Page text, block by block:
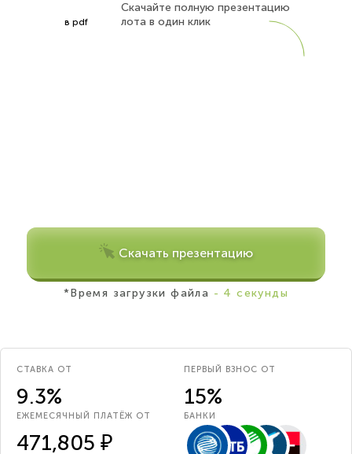
в pdf
Скачайте полную презентацию
лота в один клик
Скачать презентацию
*Время загрузки файла - 4 секунды
СТАВКА ОТ
9.3%
ПЕРВЫЙ ВЗНОС ОТ
15%
ЕЖЕМЕСЯЧНЫЙ ПЛАТЁЖ ОТ
471,805 ₽
БАНКИ